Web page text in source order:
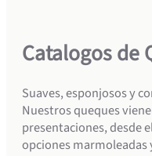
Catalogos de
Suaves, esponjosos y
Nuestros queques
presentaciones, desde
opciones marmoleadas